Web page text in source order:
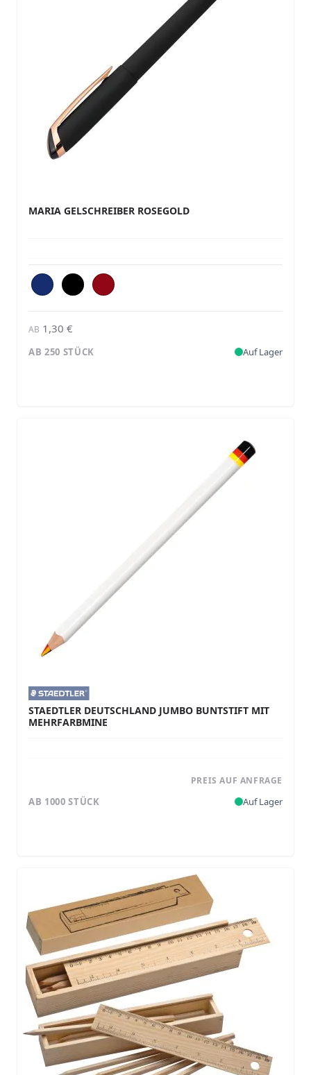
MARIA GELSCHREIBER ROSEGOLD
AB 1,30 €
AB 250 STÜCK Auf Lager
STAEDTLER DEUTSCHLAND JUMBO BUNTSTIFT MIT
MEHRFARBMINE
PREIS AUF ANFRAGE
AB 1000 STÜCK Auf Lager